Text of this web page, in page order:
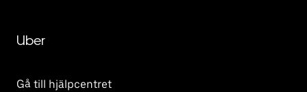
Uber
Gå till hjälpcentret